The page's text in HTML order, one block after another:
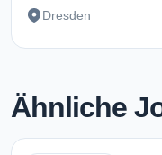
Dresden
Ähnliche